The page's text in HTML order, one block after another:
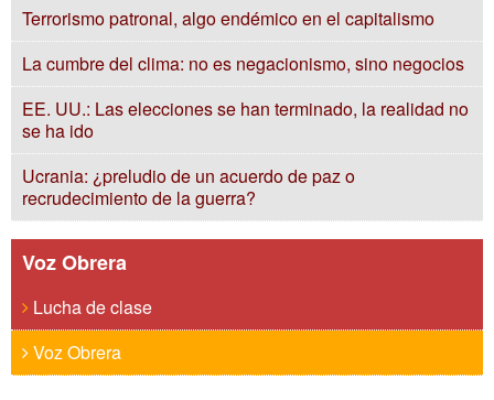
Terrorismo patronal, algo endémico en el capitalismo
La cumbre del clima: no es negacionismo, sino negocios
EE. UU.: Las elecciones se han terminado, la realidad no
se ha ido
Ucrania: ¿preludio de un acuerdo de paz o
recrudecimiento de la guerra?
Voz Obrera
Lucha de clase
Voz Obrera